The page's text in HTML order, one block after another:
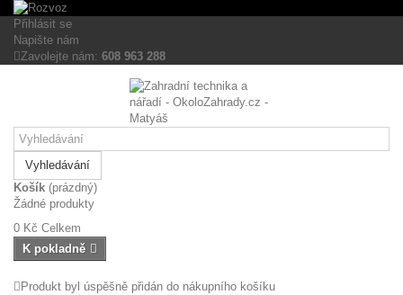
Tento eshop používá k poskytování služeb,
personalizaci reklam a analýze návštěvnosti soubory
cookie.
Více informací
Přijmout všechny
Nezbytně nutné cookies
Analytické cookies
Přihlásit se
Napište nám
Zavolejte nám: 608 963 288
Vyhledávání
Košík (prázdný)
Žádné produkty
0 Kč Celkem
K pokladně
Produkt byl úspěšně přidán do nákupního košíku